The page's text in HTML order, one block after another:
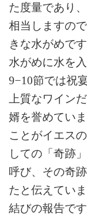
た度量であり
相当しますの
きな水がめで
水がめに水を
9−10節では祝
上質なワイン
婿を誉めてい
ことがイエス
しての「奇跡
呼び、その奇
たと伝えてい
結びの報告です